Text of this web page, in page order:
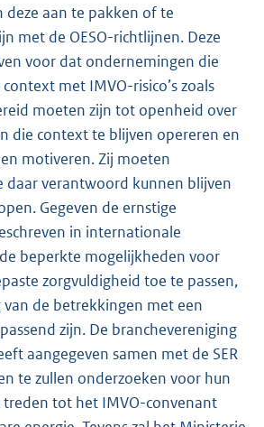
deze aan te pakken of te
met de OESO-richtlijnen. Deze
voor dat ondernemingen die
met IMVO-risico’s zoals
moeten zijn tot openheid over
die context te blijven opereren en
motiveren. Zij moeten
daar verantwoord kunnen blijven
Gegeven de ernstige
in internationale
beperkte mogelijkheden voor
zorgvuldigheid toe te passen,
de betrekkingen met een
zijn. De branchevereniging
aangegeven samen met de SER
te zullen onderzoeken voor hun
tot het IMVO-convenant